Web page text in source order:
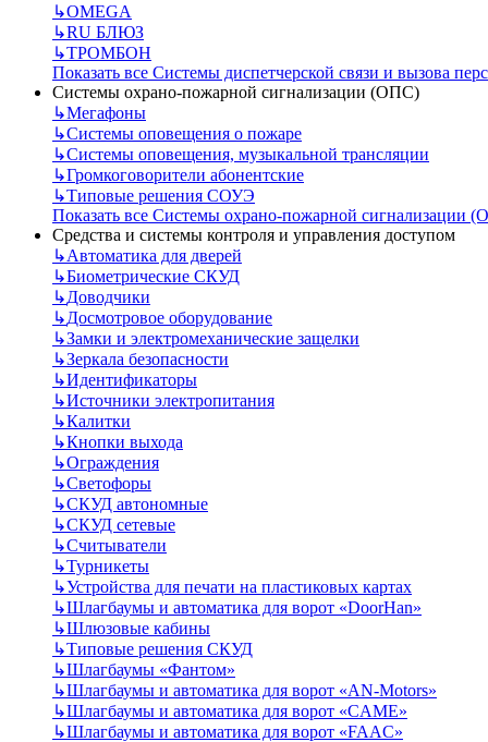
↳OMEGA
↳RU БЛЮЗ
↳ТРОМБОН
Показать все Системы диспетчерской связи и вызова
Системы охрано-пожарной сигнализации (ОПС)
↳Мегафоны
↳Системы оповещения о пожаре
↳Системы оповещения, музыкальной трансляции
↳Громкоговорители абонентские
↳Типовые решения СОУЭ
Показать все Системы охрано-пожарной сигнализации
Средства и системы контроля и управления доступом
↳Автоматика для дверей
↳Биометрические СКУД
↳Доводчики
↳Досмотровое оборудование
↳Замки и электромеханические защелки
↳Зеркала безопасности
↳Идентификаторы
↳Источники электропитания
↳Калитки
↳Кнопки выхода
↳Ограждения
↳Светофоры
↳СКУД автономные
↳СКУД сетевые
↳Считыватели
↳Турникеты
↳Устройства для печати на пластиковых картах
↳Шлагбаумы и автоматика для ворот «DoorHan»
↳Шлюзовые кабины
↳Типовые решения СКУД
↳Шлагбаумы «Фантом»
↳Шлагбаумы и автоматика для ворот «AN-Motors»
↳Шлагбаумы и автоматика для ворот «CAME»
↳Шлагбаумы и автоматика для ворот «FAAC»